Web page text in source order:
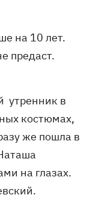
на 10 лет.
предаст.
утренник в
костюмах,
же пошла в
на глазах.